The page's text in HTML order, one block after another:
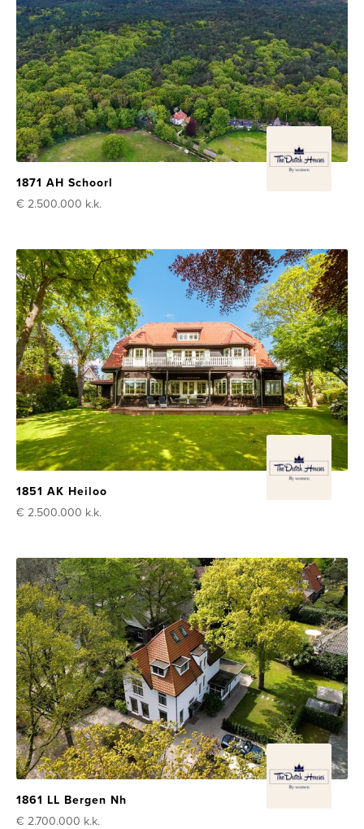
1871 AH Schoorl
€ 2.500.000 k.k.
1851 AK Heiloo
€ 2.500.000 k.k.
1861 LL Bergen Nh
€ 2.700.000 k.k.